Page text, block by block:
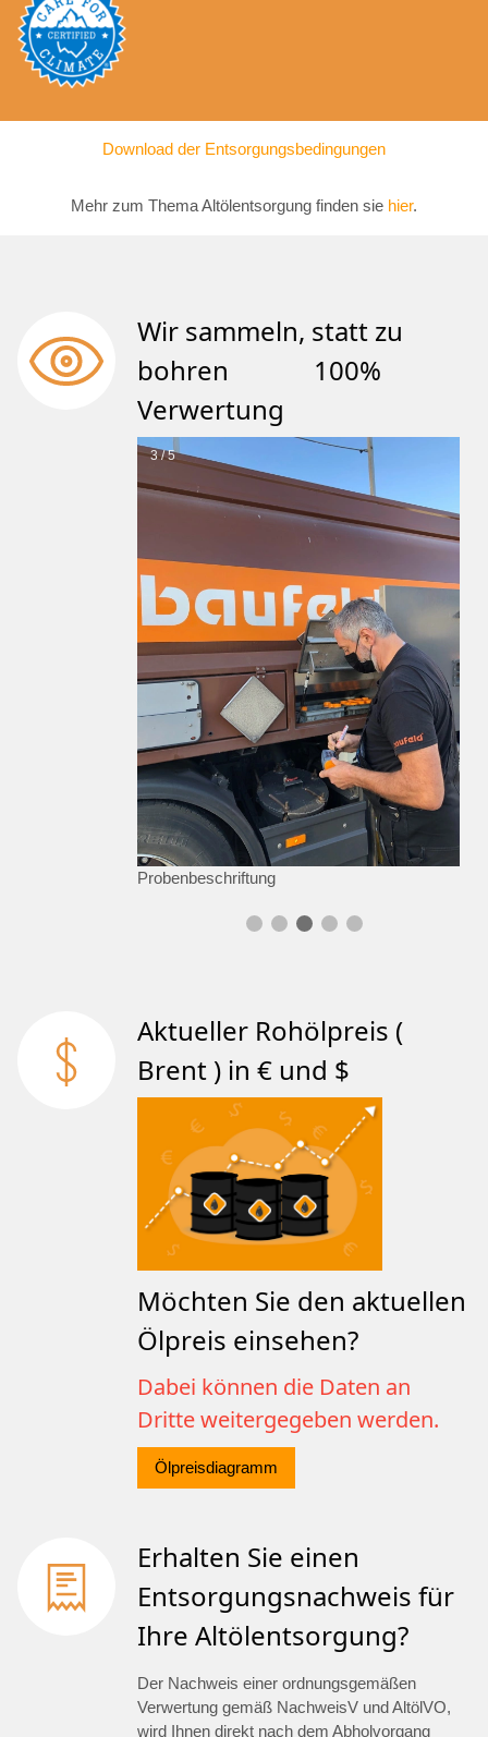
Download der Entsorgungsbedingungen
Mehr zum Thema Altölentsorgung finden sie hier.
Wir sammeln, statt zu
bohren 100%
Verwertung
3 / 5
Probenbeschriftung
Aktueller Rohölpreis (
Brent ) in € und $
Möchten Sie den aktuellen
Ölpreis einsehen?
Dabei können die Daten an
Dritte weitergegeben werden.
Ölpreisdiagramm
Erhalten Sie einen
Entsorgungsnachweis für
Ihre Altölentsorgung?
Der Nachweis einer ordnungsgemäßen
Verwertung gemäß NachweisV und AltölVO,
wird Ihnen direkt nach dem Abholvorgang